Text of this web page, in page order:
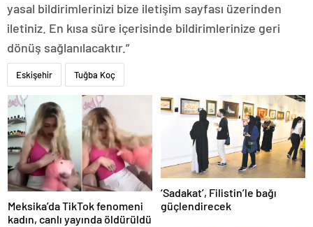
yasal bildirimlerinizi bize iletişim sayfası üzerinden
iletiniz. En kısa süre içerisinde bildirimlerinize geri
dönüş sağlanılacaktır.”
Eskişehir Tuğba Koç
Meksika’da TikTok fenomeni
kadın, canlı yayında öldürüldü
‘Sadakat’, Filistin’le bağı
güçlendirecek